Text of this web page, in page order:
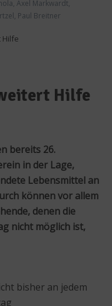
Axel Markwardt,
Paul Breitner
Hilfe
Hilfe
bereits 26.
in der Lage,
Lebensmittel an
können vor allem
denen die
nicht möglich ist,
bisher an jedem